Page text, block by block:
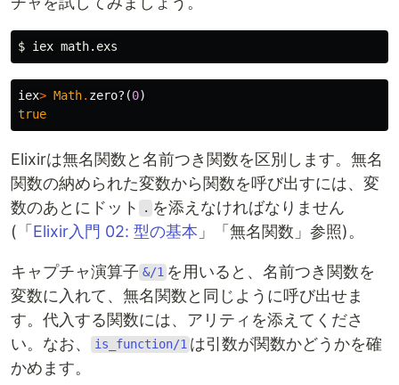
$
iex> Math. zero? (0)
true
Elixirは無名関数と名前つき関数を区別します。無名
関数の納められた変数から関数を呼び出すには、変
数のあとにドット
. を添えなければなりません
(「Elixir入門 02: 型の基本 」「無名関数」参照)。
キャプチャ演算子 &/1 を用いると、名前つき関数を
変数に入れて、無名関数と同じように呼び出せま
す。代入する関数には、アリティを添えてくださ
い。なお、
is_function/1 は引数が関数かどうかを確
かめます。